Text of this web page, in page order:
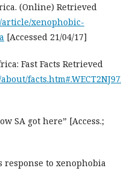
(Online) Retrieved
article/xenophobic-
[Accessed 21/04/17]
Fast Facts Retrieved
SA got here” [Access.;
response to xenophobia